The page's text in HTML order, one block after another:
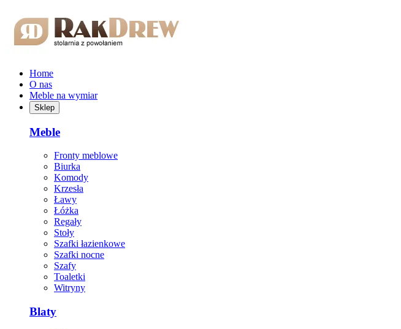
Home
O nas
Meble na wymiar
Sklep
Meble
Fronty meblowe
Biurka
Komody
Krzesła
Ławy
Łóżka
Regały
Stoły
Szafki łazienkowe
Szafki nocne
Szafy
Toaletki
Witryny
Blaty